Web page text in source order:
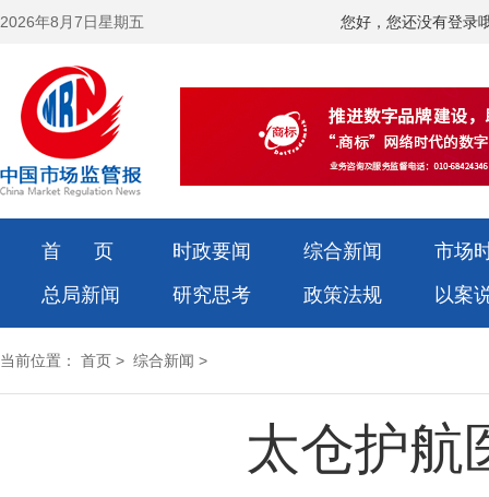
2026年8月7日星期五 您好，您还没有登录
首 页 时政要闻 综合新闻
市场
总局新闻
研究思考 政策法规 以案
当前位置： 首页 > 综合新闻 >
太仓护航